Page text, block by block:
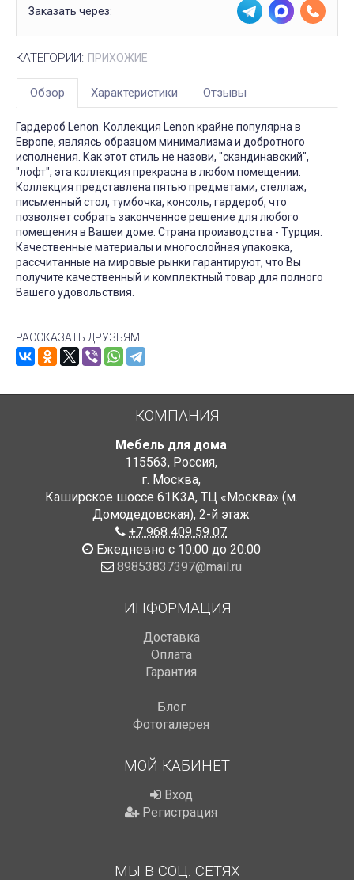
Заказать через:
КАТЕГОРИИ: ПРИХОЖИЕ
Обзор Характеристики Отзывы
Гардероб Lenon. Коллекция Lenon крайне популярна в
Европе, являясь образцом минимализма и добротного
исполнения. Как этот стиль не назови, "скандинавский",
"лофт", эта коллекция прекрасна в любом помещении.
Коллекция представлена пятью предметами, стеллаж,
письменный стол, тумбочка, консоль, гардероб, что
позволяет собрать законченное решение для любого
помещения в Вашеи доме. Страна производства - Турция.
Качественные материалы и многослойная упаковка,
рассчитанные на мировые рынки гарантируют, что Вы
получите качественный и комплектный товар для полного
Вашего удовольствия.
РАССКАЗАТЬ ДРУЗЬЯМ!
КОМПАНИЯ
Мебель для дома
115563, Россия,
г. Москва,
Каширское шоссе 61К3А, ТЦ «Москва» (м.
Домодедовская), 2-й этаж
+7 968 409 59 07
Ежедневно с 10:00 до 20:00
89853837397@mail.ru
ИНФОРМАЦИЯ
Доставка
Оплата
Гарантия
Блог
Фотогалерея
МОЙ КАБИНЕТ
Вход
Регистрация
МЫ В СОЦ. СЕТЯХ